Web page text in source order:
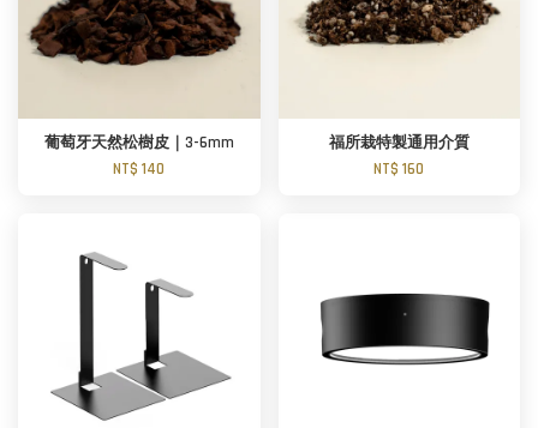
葡萄牙天然松樹皮｜3-6mm
NT$ 140
福所栽特製通用介質
NT$ 160